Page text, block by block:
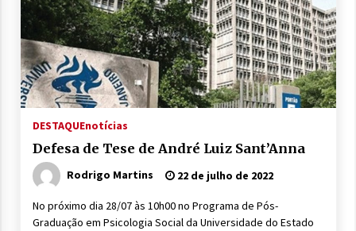
DESTAQUEnotícias
Defesa de Tese de André Luiz Sant’Anna
Rodrigo Martins 22 de julho de 2022
No próximo dia 28/07 às 10h00 no Programa de Pós-
Graduação em Psicologia Social da Universidade do Estado